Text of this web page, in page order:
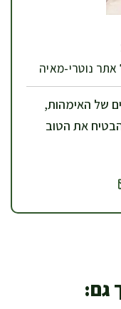
של האימהות,
את הטוב
גם: